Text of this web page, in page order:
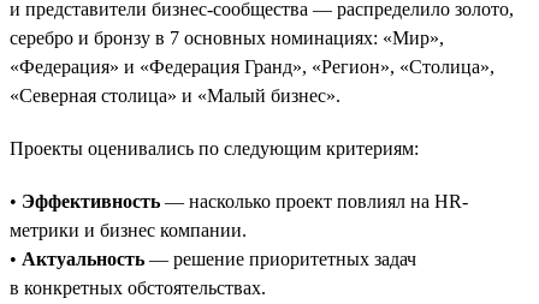
и представители бизнес-сообщества — распределило золото,
серебро и бронзу в 7 основных номинациях: «Мир»,
«Федерация» и «Федерация Гранд», «Регион», «Столица»,
«Северная столица» и «Малый бизнес».
Проекты оценивались по следующим критериям:
• Эффективность — насколько проект повлиял на HR-
метрики и бизнес компании.
• Актуальность — решение приоритетных задач
в конкретных обстоятельствах.